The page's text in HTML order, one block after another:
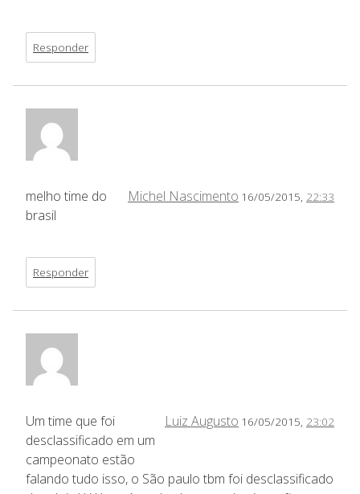
Responder
Michel Nascimento 16/05/2015, 22:33
melho time do
brasil
Responder
Luiz Augusto 16/05/2015, 23:02
Um time que foi
desclassificado em um
campeonato estão
falando tudo isso, o São paulo tbm foi desclassificado